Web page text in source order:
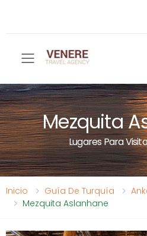
Toggle
Mezquita
Lugares Para
Inicio Guía De Turquía
Mezquita Aslanhane